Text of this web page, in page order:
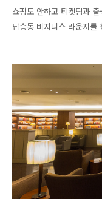
쇼핑도 안하고 티켓팅과
탑승동 비지니스 라운지를